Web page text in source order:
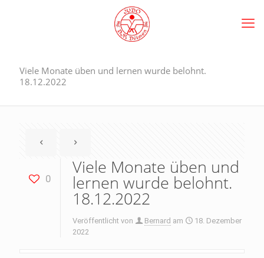
Viele Monate üben und lernen wurde belohnt.
18.12.2022
0
Viele Monate üben und
lernen wurde belohnt.
18.12.2022
Veröffentlicht von Bernard am
18. Dezember
2022